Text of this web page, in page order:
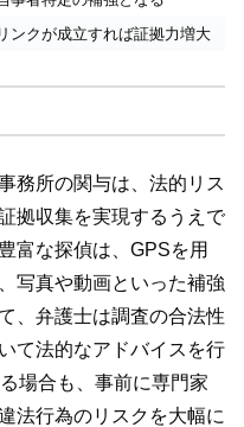
ンクが成立すれば証拠力増大
務所の関与は、法的リス
拠収集を実現するうえで
富な探偵は、GPSを用
写真や動画といった補強
、弁護士は調査の合法性
て法的なアドバイスを行
場合も、事前に専門家
法行為のリスクを大幅に